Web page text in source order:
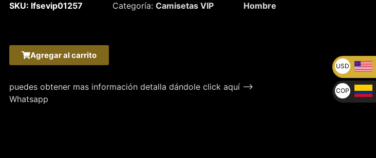
SKU: lfsevip01257 Categoría: Camisetas VIP Hombre
Agregar al carrito
puedes obtener mas información detalla dándole click aquí –>
Whatsapp
USD
U$
COP
$